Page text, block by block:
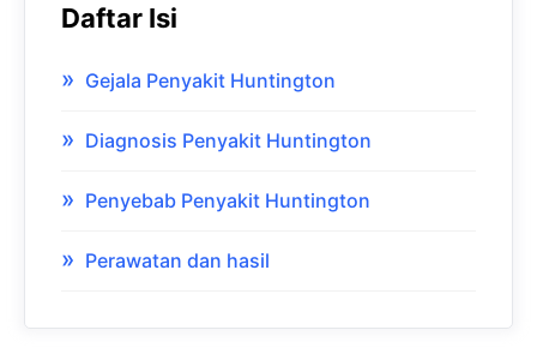
Daftar Isi
Gejala Penyakit Huntington
Diagnosis Penyakit Huntington
Penyebab Penyakit Huntington
Perawatan dan hasil